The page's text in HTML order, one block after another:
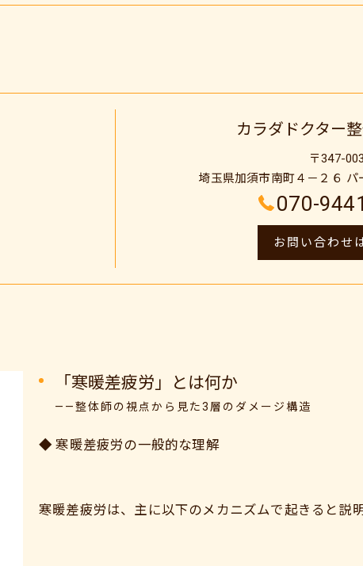
カラダドクター
〒347-
埼玉県加須市南町４－２６ パ
070-
お問い合わせ
「寒暖差疲労」とは何か
——整体師の視点から見た3層のダメージ構造
◆ 寒暖差疲労の一般的な理解
寒暖差疲労は、主に以下のメカニズムで起きると説明